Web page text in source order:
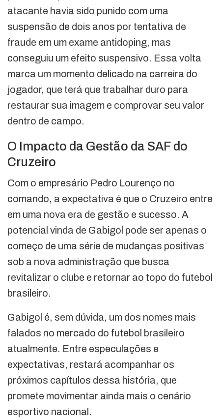
atacante havia sido punido com uma
suspensão de dois anos por tentativa de
fraude em um exame antidoping, mas
conseguiu um efeito suspensivo. Essa volta
marca um momento delicado na carreira do
jogador, que terá que trabalhar duro para
restaurar sua imagem e comprovar seu valor
dentro de campo.
O Impacto da Gestão da SAF do
Cruzeiro
Com o empresário Pedro Lourenço no
comando, a expectativa é que o Cruzeiro entre
em uma nova era de gestão e sucesso. A
potencial vinda de Gabigol pode ser apenas o
começo de uma série de mudanças positivas
sob a nova administração que busca
revitalizar o clube e retornar ao topo do futebol
brasileiro.
Gabigol é, sem dúvida, um dos nomes mais
falados no mercado do futebol brasileiro
atualmente. Entre especulações e
expectativas, restará acompanhar os
próximos capítulos dessa história, que
promete movimentar ainda mais o cenário
esportivo nacional.